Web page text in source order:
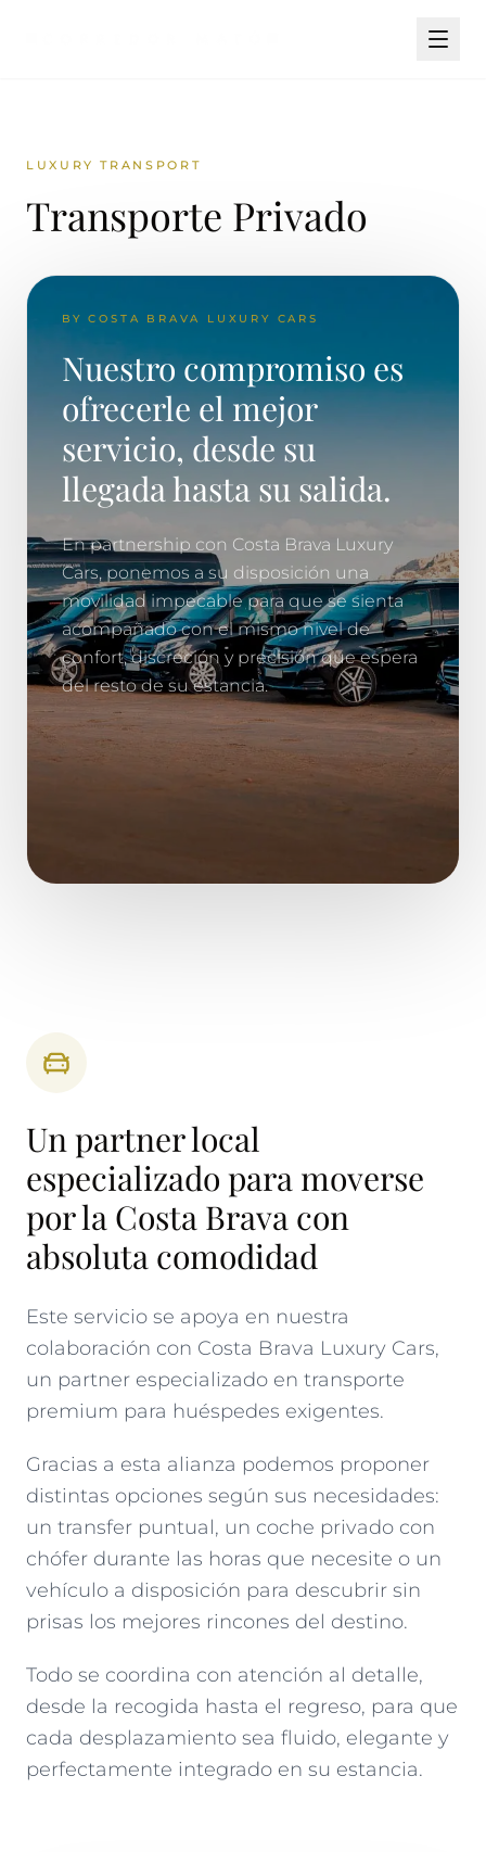
LUXURY TRANSPORT
Transporte Privado
BY COSTA BRAVA LUXURY CARS
Nuestro compromiso es
ofrecerle el mejor
servicio, desde su
llegada hasta su salida.
En partnership con Costa Brava Luxury
Cars, ponemos a su disposición una
movilidad impecable para que se sienta
acompañado con el mismo nivel de
confort, discreción y precisión que espera
del resto de su estancia.
Un partner local
especializado para moverse
por la Costa Brava con
absoluta comodidad
Este servicio se apoya en nuestra
colaboración con Costa Brava Luxury Cars,
un partner especializado en transporte
premium para huéspedes exigentes.
Gracias a esta alianza podemos proponer
distintas opciones según sus necesidades:
un transfer puntual, un coche privado con
chófer durante las horas que necesite o un
vehículo a disposición para descubrir sin
prisas los mejores rincones del destino.
Todo se coordina con atención al detalle,
desde la recogida hasta el regreso, para que
cada desplazamiento sea fluido, elegante y
perfectamente integrado en su estancia.